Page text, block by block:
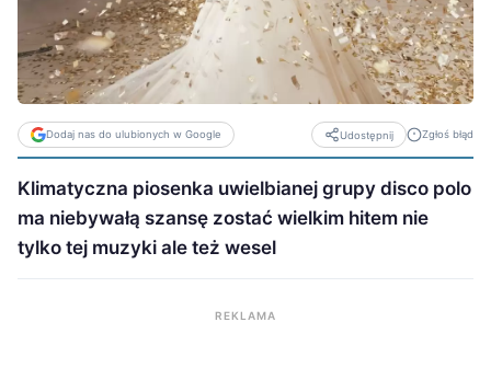
Dodaj nas do ulubionych w Google Udostępnij Zgłoś błąd
Klimatyczna piosenka uwielbianej grupy disco polo
ma niebywałą szansę zostać wielkim hitem nie
tylko tej muzyki ale też wesel
REKLAMA